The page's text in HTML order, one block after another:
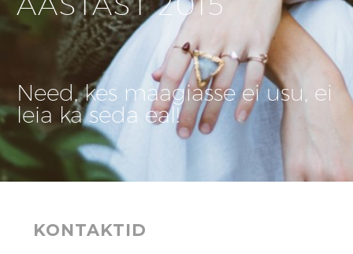
Need, kes maagiasse ei usu, ei
leia ka seda eal!
KONTAKTID